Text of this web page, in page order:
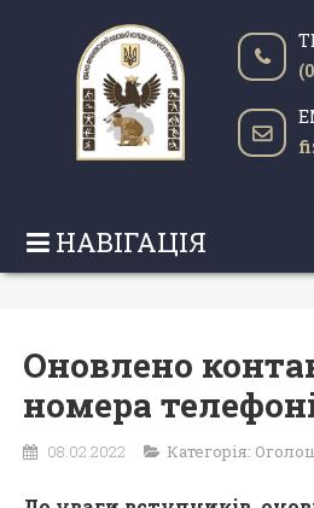
НАВІГАЦІЯ
Оновлено
номера
08.02.2022 Категорія: